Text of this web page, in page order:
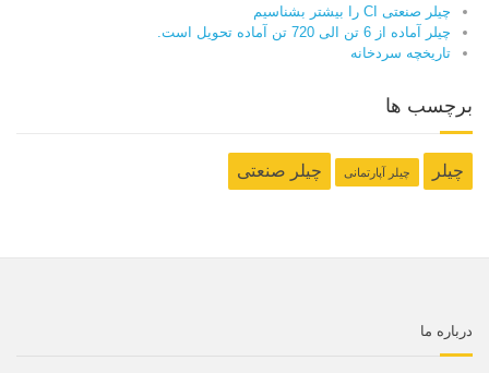
چیلر صنعتی CI را بیشتر بشناسیم
چیلر آماده از 6 تن الی 720 تن آماده تحویل است.
تاریخچه سردخانه
برچسب ها
چیلر چیلر آپارتمانی چیلر صنعتی
درباره ما